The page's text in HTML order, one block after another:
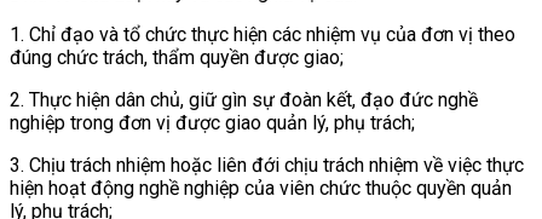
1. Chỉ đạo và tổ chức thực hiện các nhiệm vụ của đơn vị theo
đúng chức trách, thẩm quyền được giao;
2. Thực hiện dân chủ, giữ gìn sự đoàn kết, đạo đức nghề
nghiệp trong đơn vị được giao quản lý, phụ trách;
3. Chịu trách nhiệm hoặc liên đới chịu trách nhiệm về việc thực
hiện hoạt động nghề nghiệp của viên chức thuộc quyền quản
lý, phụ trách;